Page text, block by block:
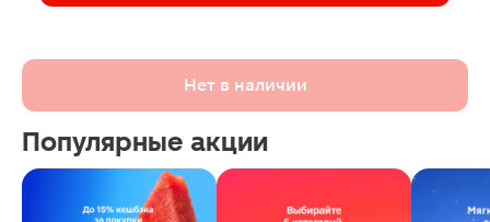
Нет в наличии
Популярные акции